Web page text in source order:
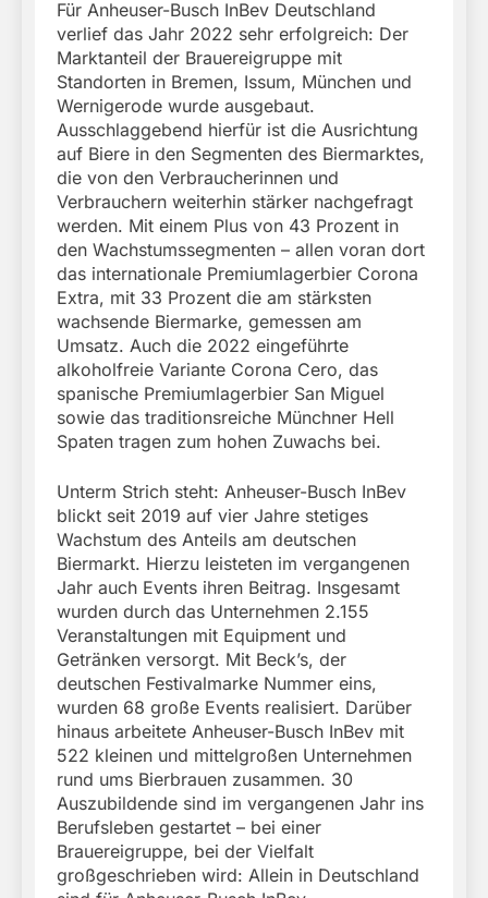
Für Anheuser-Busch InBev Deutschland
verlief das Jahr 2022 sehr erfolgreich: Der
Marktanteil der Brauereigruppe mit
Standorten in Bremen, Issum, München und
Wernigerode wurde ausgebaut.
Ausschlaggebend hierfür ist die Ausrichtung
auf Biere in den Segmenten des Biermarktes,
die von den Verbraucherinnen und
Verbrauchern weiterhin stärker nachgefragt
werden. Mit einem Plus von 43 Prozent in
den Wachstumssegmenten – allen voran dort
das internationale Premiumlagerbier Corona
Extra, mit 33 Prozent die am stärksten
wachsende Biermarke, gemessen am
Umsatz. Auch die 2022 eingeführte
alkoholfreie Variante Corona Cero, das
spanische Premiumlagerbier San Miguel
sowie das traditionsreiche Münchner Hell
Spaten tragen zum hohen Zuwachs bei.
Unterm Strich steht: Anheuser-Busch InBev
blickt seit 2019 auf vier Jahre stetiges
Wachstum des Anteils am deutschen
Biermarkt. Hierzu leisteten im vergangenen
Jahr auch Events ihren Beitrag. Insgesamt
wurden durch das Unternehmen 2.155
Veranstaltungen mit Equipment und
Getränken versorgt. Mit Beck’s, der
deutschen Festivalmarke Nummer eins,
wurden 68 große Events realisiert. Darüber
hinaus arbeitete Anheuser-Busch InBev mit
522 kleinen und mittelgroßen Unternehmen
rund ums Bierbrauen zusammen. 30
Auszubildende sind im vergangenen Jahr ins
Berufsleben gestartet – bei einer
Brauereigruppe, bei der Vielfalt
großgeschrieben wird: Allein in Deutschland